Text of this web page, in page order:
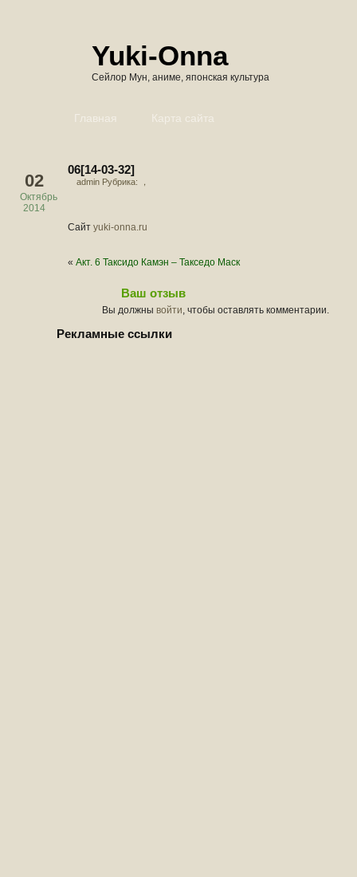
Yuki-Onna
Сейлор Мун, аниме, японская культура
Главная Карта сайта
06[14-03-32]
admin Рубрика: ，
02
Октябрь
2014
Сайт yuki-onna.ru
« Акт. 6 Таксидо Камэн – Такседо Маск
Ваш отзыв
Вы должны войти, чтобы оставлять комментарии.
Рекламные ссылки